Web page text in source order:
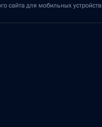
сайта для мобильных устройств